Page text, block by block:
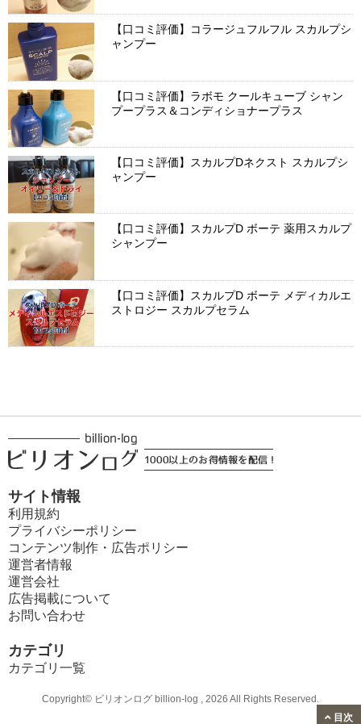
【口コミ評価】コラージュフルフル スカルプシ
ャンプー
【口コミ評価】ラボモ クールキューブ シャン
プープラス＆コンディショナープラス
【口コミ評価】スカルプDネクスト スカルプシ
ャンプー
【口コミ評価】スカルプD ボーテ 薬用スカルプ
シャンプー
【口コミ評価】スカルプD ボーテ メディカルエ
ストロジー スカルプセラム
サイト情報
利用規約
プライバシーポリシー
コンテンツ制作・広告ポリシー
運営者情報
運営会社
広告掲載について
お問い合わせ
カテゴリ
カテゴリ一覧
Copyright© ビリオンログ billion-log , 2026 All Rights Reserved.
目次